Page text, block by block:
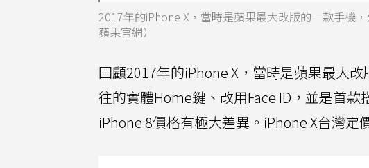
2017年的iPhone X，當時是蘋果最大改版的一款手機
蘋果官網）
回顧2017年的iPhone X，當時是蘋果最大改
往的實體Home鍵、改用Face ID，並是首
iPhone 8價格有極大差異。iPhone X台灣定